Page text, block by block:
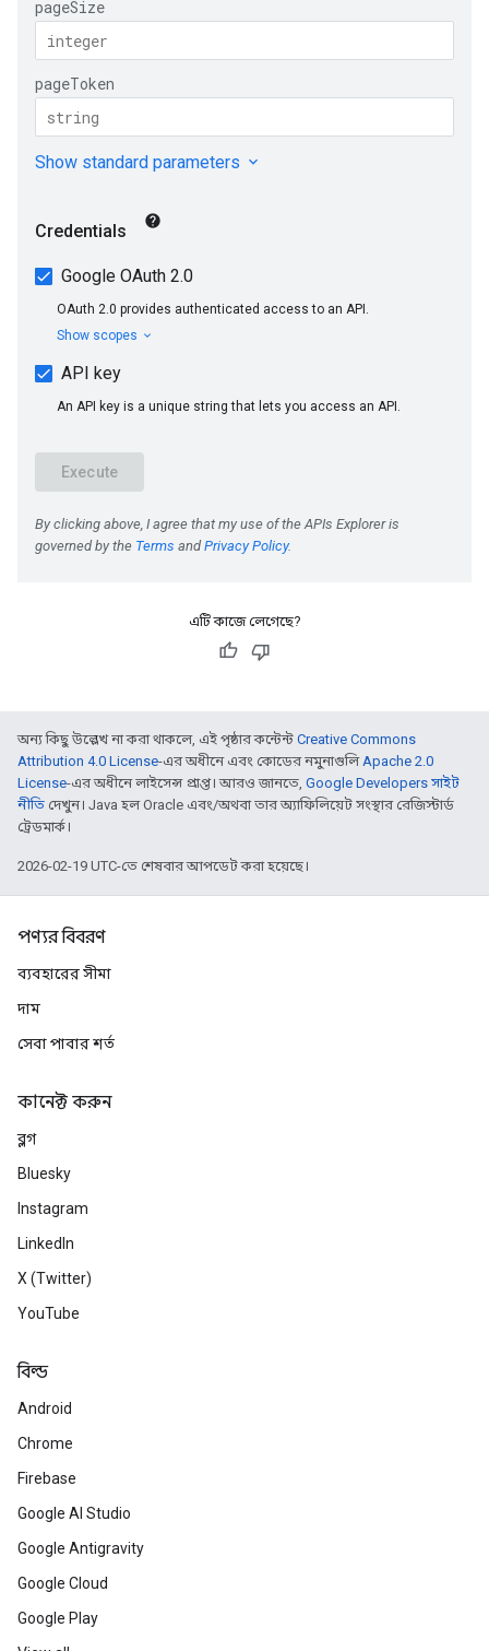
এটি কাজে লেগেছে?
অন্য কিছু উল্লেখ না করা থাকলে, এই পৃষ্ঠার কন্টেন্ট Creative Commons
Attribution 4.0 License-এর অধীনে এবং কোডের নমুনাগুলিApache 2.0
License-এর অধীনে লাইসেন্স প্রাপ্ত। আরও জানতে, Google Developers সাইট
নীতি দেখুন। Java হল Oracle এবং/অথবা তার অ্যাফিলিয়েট সংস্থার রেজিস্টার্ড
ট্রেডমার্ক।
2026-02-19 UTC-তে শেষবার আপডেট করা হয়েছে।
পণ্যর বিবরণ
ব্যবহারের সীমা
দাম
সেবা পাবার শর্ত
কানেক্ট করুন
ব্লগ
Bluesky
Instagram
LinkedIn
X (Twitter)
YouTube
বিল্ড
Android
Chrome
Firebase
Google AI Studio
Google Antigravity
Google Cloud
Google Play